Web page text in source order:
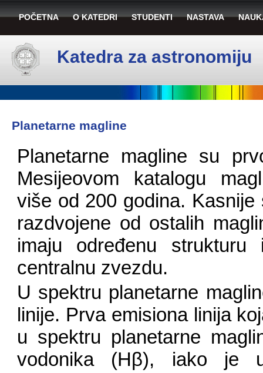
POČETNA O KATEDRI STUDENTI NASTAVA
Katedra za astronomiju
Planetarne magline
Planetarne magline su
Mesijeovom katalogu
više od 200 godina. Kasnije
razdvojene od ostalih
imaju određenu
centralnu zvezdu.
U spektru planetarne
linije. Prva emisiona linija
u spektru planetarne
vodonika (Hβ), iako je